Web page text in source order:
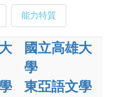
能力特質
國立高雄大
學
東亞語文學